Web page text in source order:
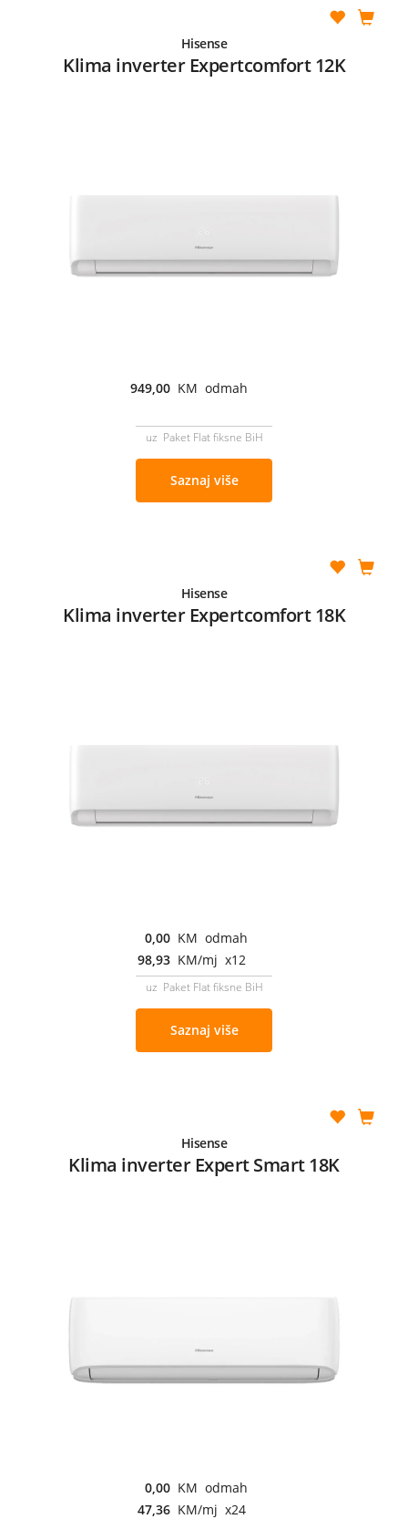
Hisense
Klima inverter Expertcomfort 12K
949,00 KM odmah
uz Paket Flat fiksne BiH
Saznaj više
Hisense
Klima inverter Expertcomfort 18K
0,00 KM odmah
98,93 KM/mj x12
uz Paket Flat fiksne BiH
Saznaj više
Hisense
Klima inverter Expert Smart 18K
0,00 KM odmah
47,36 KM/mj x24